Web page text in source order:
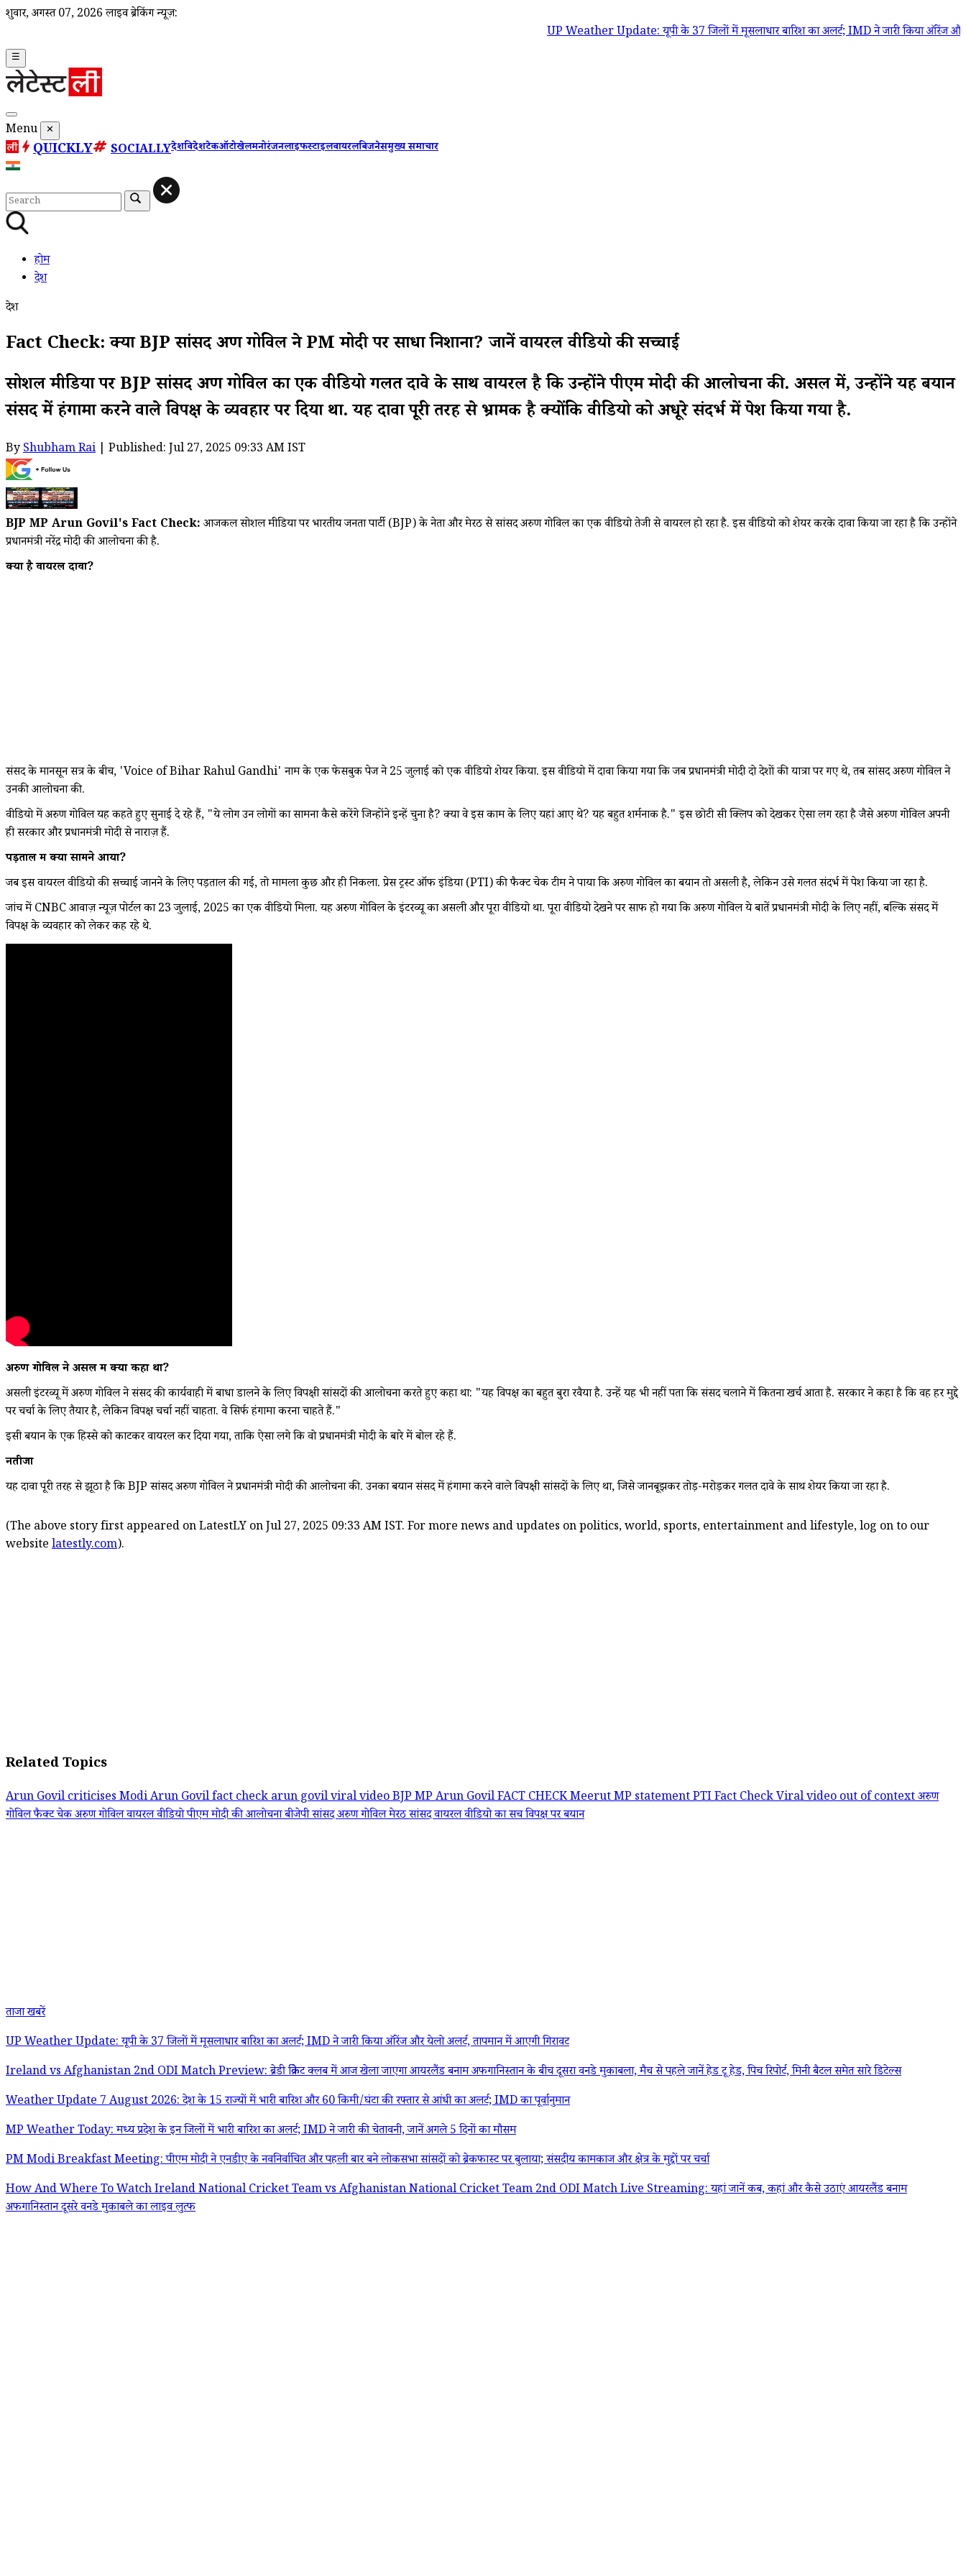
शुक्रवार, अगस्त 07, 2026 लाइव ब्रेकिंग न्यूज़:
UP Weather Update: यूपी के 37 जिलों में मूसलाधार बारिश का अलर्ट; IMD ने जारी किया ऑरेंज और येलो अलर्ट,
☰
Menu ✕
QUICKLY SOCIALLYदेशविदेशटेकऑटोखेलमनोरंजनलाइफस्टाइलवायरलबिजनेसमुख्य समाचार
होम
देश
देश
Fact Check: क्या BJP सांसद अरुण गोविल ने PM मोदी पर साधा निशाना? जानें वायरल वीडियो की सच्चाई
सोशल मीडिया पर BJP सांसद अरुण गोविल का एक वीडियो गलत दावे के साथ वायरल है कि उन्होंने पीएम मोदी की आलोचना की. असल में, उन्होंने यह बयान
संसद में हंगामा करने वाले विपक्ष के व्यवहार पर दिया था. यह दावा पूरी तरह से भ्रामक है क्योंकि वीडियो को अधूरे संदर्भ में पेश किया गया है.
ByShubham Rai | Published: Jul 27, 2025 09:33 AM IST
BJP MP Arun Govil's Fact Check: आजकल सोशल मीडिया पर भारतीय जनता पार्टी (BJP) के नेता और मेरठ से सांसद अरुण गोविल का एक वीडियो तेजी से वायरल हो रहा है. इस वीडियो को शेयर करके दावा किया जा रहा है कि उन्होंने
प्रधानमंत्री नरेंद्र मोदी की आलोचना की है.
क्या है वायरल दावा?
संसद के मानसून सत्र के बीच, 'Voice of Bihar Rahul Gandhi' नाम के एक फेसबुक पेज ने 25 जुलाई को एक वीडियो शेयर किया. इस वीडियो में दावा किया गया कि जब प्रधानमंत्री मोदी दो देशों की यात्रा पर गए थे, तब सांसद अरुण गोविल ने
उनकी आलोचना की.
वीडियो में अरुण गोविल यह कहते हुए सुनाई दे रहे हैं, "ये लोग उन लोगों का सामना कैसे करेंगे जिन्होंने इन्हें चुना है? क्या वे इस काम के लिए यहां आए थे? यह बहुत शर्मनाक है." इस छोटी सी क्लिप को देखकर ऐसा लग रहा है जैसे अरुण गोविल अपनी
ही सरकार और प्रधानमंत्री मोदी से नाराज़ हैं.
पड़ताल में क्या सामने आया?
जब इस वायरल वीडियो की सच्चाई जानने के लिए पड़ताल की गई, तो मामला कुछ और ही निकला. प्रेस ट्रस्ट ऑफ इंडिया (PTI) की फैक्ट चेक टीम ने पाया कि अरुण गोविल का बयान तो असली है, लेकिन उसे गलत संदर्भ में पेश किया जा रहा है.
जांच में CNBC आवाज़ न्यूज़ पोर्टल का 23 जुलाई, 2025 का एक वीडियो मिला. यह अरुण गोविल के इंटरव्यू का असली और पूरा वीडियो था. पूरा वीडियो देखने पर साफ हो गया कि अरुण गोविल ये बातें प्रधानमंत्री मोदी के लिए नहीं, बल्कि संसद में
विपक्ष के व्यवहार को लेकर कह रहे थे.
अरुण गोविल ने असल में क्या कहा था?
असली इंटरव्यू में अरुण गोविल ने संसद की कार्यवाही में बाधा डालने के लिए विपक्षी सांसदों की आलोचना करते हुए कहा था: "यह विपक्ष का बहुत बुरा रवैया है. उन्हें यह भी नहीं पता कि संसद चलाने में कितना खर्च आता है. सरकार ने कहा है कि वह हर मुद्दे
पर चर्चा के लिए तैयार है, लेकिन विपक्ष चर्चा नहीं चाहता. वे सिर्फ हंगामा करना चाहते हैं."
इसी बयान के एक हिस्से को काटकर वायरल कर दिया गया, ताकि ऐसा लगे कि वो प्रधानमंत्री मोदी के बारे में बोल रहे हैं.
नतीजा
यह दावा पूरी तरह से झूठा है कि BJP सांसद अरुण गोविल ने प्रधानमंत्री मोदी की आलोचना की. उनका बयान संसद में हंगामा करने वाले विपक्षी सांसदों के लिए था, जिसे जानबूझकर तोड़-मरोड़कर गलत दावे के साथ शेयर किया जा रहा है.
(The above story first appeared on LatestLY on Jul 27, 2025 09:33 AM IST. For more news and updates on politics, world, sports, entertainment and lifestyle, log on to our
website latestly.com).
Related Topics
Arun Govil criticises ModiArun Govil fact checkarun govil viral videoBJP MP Arun GovilFACT CHECKMeerut MP statementPTI Fact CheckViral video out of contextअरुण
गोविल फैक्ट चेकअरुण गोविल वायरल वीडियोपीएम मोदी की आलोचनाबीजेपी सांसद अरुण गोविलमेरठ सांसदवायरल वीडियो का सचविपक्ष पर बयान
ताजा खबरें
UP Weather Update: यूपी के 37 जिलों में मूसलाधार बारिश का अलर्ट; IMD ने जारी किया ऑरेंज और येलो अलर्ट, तापमान में आएगी गिरावट
Ireland vs Afghanistan 2nd ODI Match Preview: ब्रेडी क्रिकेट क्लब में आज खेला जाएगा आयरलैंड बनाम अफगानिस्तान के बीच दूसरा वनडे मुकाबला, मैच से पहले जानें हेड टू हेड, पिच रिपोर्ट, मिनी बैटल समेत सारे डिटेल्स
Weather Update 7 August 2026: देश के 15 राज्यों में भारी बारिश और 60 किमी/घंटा की रफ्तार से आंधी का अलर्ट; IMD का पूर्वानुमान
MP Weather Today: मध्य प्रदेश के इन जिलों में भारी बारिश का अलर्ट; IMD ने जारी की चेतावनी, जानें अगले 5 दिनों का मौसम
PM Modi Breakfast Meeting: पीएम मोदी ने एनडीए के नवनिर्वाचित और पहली बार बने लोकसभा सांसदों को ब्रेकफास्ट पर बुलाया; संसदीय कामकाज और क्षेत्र के मुद्दों पर चर्चा
How And Where To Watch Ireland National Cricket Team vs Afghanistan National Cricket Team 2nd ODI Match Live Streaming: यहां जानें कब, कहां और कैसे उठाएं आयरलैंड बनाम
अफगानिस्तान दूसरे वनडे मुकाबले का लाइव लुत्फ